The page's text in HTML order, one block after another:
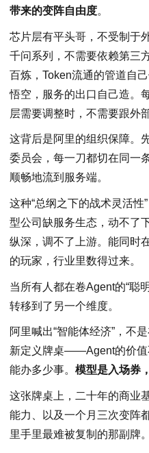
带来的变阵自由度。
芯片层有平头哥，不受制于
千问系列，不需要依赖第三
百炼，Token流通的管道自
悟空，服务的出口自己造。
层需要调整时，不需要跟外
这背后是阿里的组织保障。
委员会，每一刀都切在同一
顺畅地流到服务端。
这种“总纲之下的战术灵活性
型公司缺服务生态，动不了
纵深，调不了上游。能同时
的玩家，行业里数得过来。
当所有人都在卷Agent的“聪
转移到了另一个维度。
阿里喊出“智能体经济”，不
新定义牌桌——Agent的价值
能办多少事。 模型是入场券
这张牌桌上，二十年的商业
能力、以及一个月三次变阵
里手里最难被复制的那副牌。